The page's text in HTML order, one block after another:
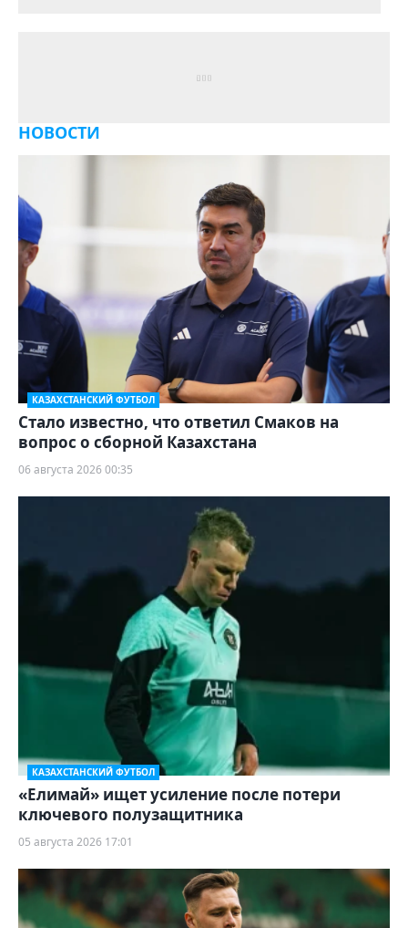
НОВОСТИ
КАЗАХСТАНСКИЙ ФУТБОЛ
Стало известно, что ответил Смаков на
вопрос о сборной Казахстана
06 августа 2026 00:35
КАЗАХСТАНСКИЙ ФУТБОЛ
«Елимай» ищет усиление после потери
ключевого полузащитника
05 августа 2026 17:01